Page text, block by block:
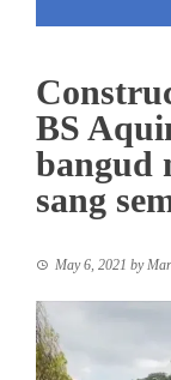
BS
bangud
sang
May 6, 2021 by